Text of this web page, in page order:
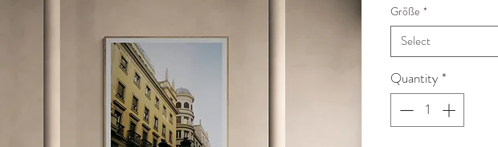
Größe *
Select
Quantity*